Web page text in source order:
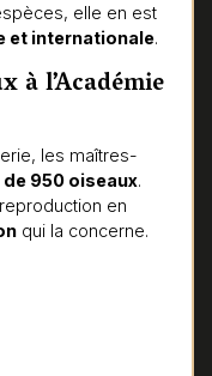
elle en est
et internationale.
à l’Académie
les maîtres-
de 950 oiseaux.
en
qui la concerne.